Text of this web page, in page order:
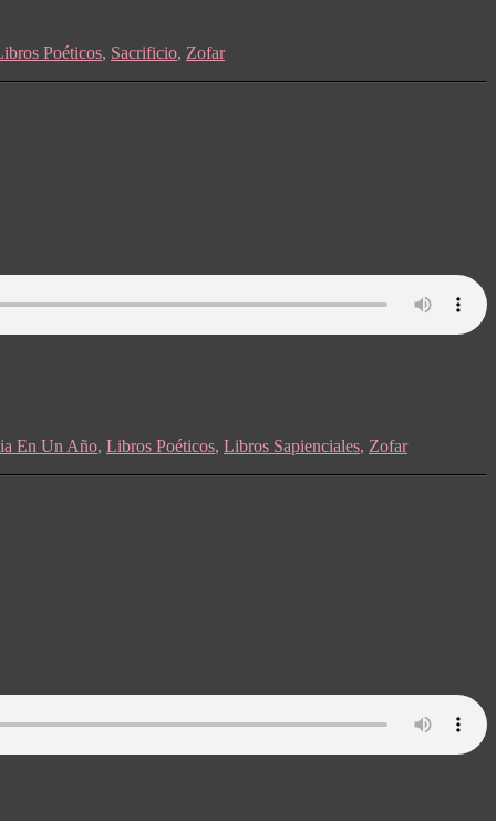
Poéticos, Sacrificio, Zofar
En Un Año, Libros Poéticos, Libros Sapienciales, Zofar